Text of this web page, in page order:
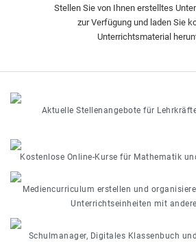
Stellen Sie von Ihnen erstelltes
zur Verfügung und laden Sie
Unterrichtsmaterial
Aktuelle Stellenangebote für
Kostenlose Online-Kurse für Mathematik
Mediencurriculum erstellen und
Unterrichtseinheiten mit
Schulmanager, Digitales Klassenbuch